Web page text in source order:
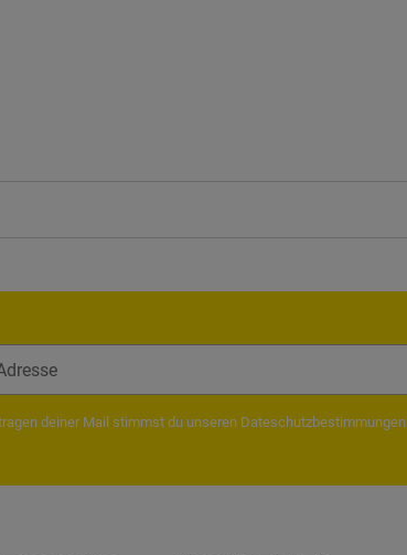
deiner Mail stimmst du unseren Dateschutzbestimmungen